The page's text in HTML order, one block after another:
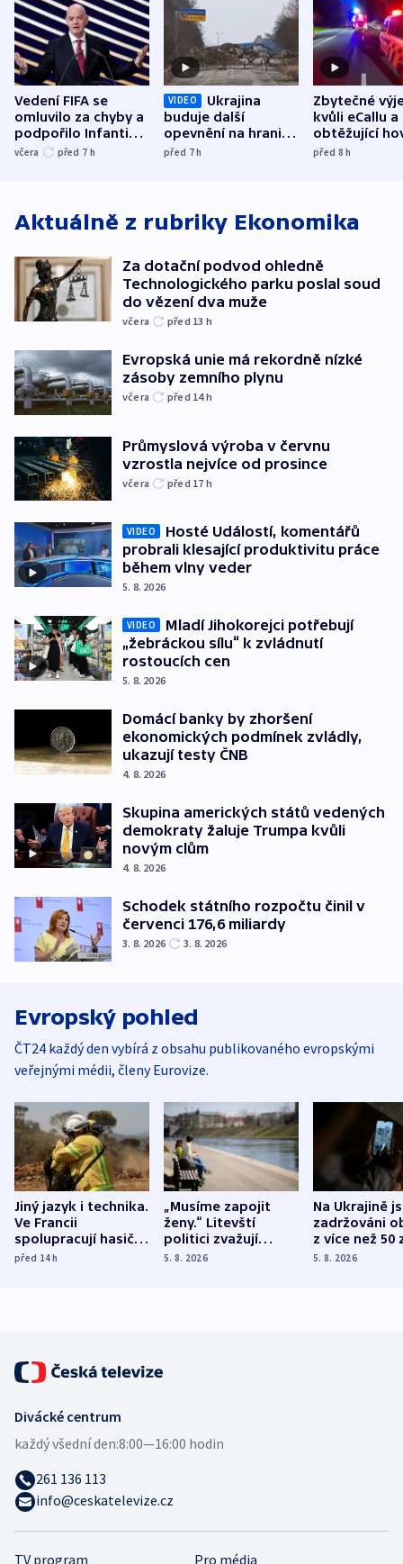
Vedení FIFA se
omluvilo za chyby a
podpořilo Infantina.
UEFA trvá na
včera před 7 h
VIDEO
Ukrajina
buduje další
opevnění na hranici
s Běloruskem
před 7h
Zbytečné
kvůli eCallu a
obtěžující
zdržují
před 8h
Aktuálně z rubriky Ekonomika
Za dotační podvod ohledně
Technologického parku poslal soud
do vězení dva muže
včera před 13 h
Evropská unie má rekordně nízké
zásoby zemního plynu
včera před 14h
Průmyslová výroba v červnu
vzrostla nejvíce od prosince
včera před 17 h
VIDEO
Hosté Událostí, komentářů
probrali klesající produktivitu práce
během vlny veder
5. 8. 2026
VIDEO
Mladí Jihokorejci potřebují
„žebráckou sílu“ k zvládnutí
rostoucích cen
5. 8. 2026
Domácí banky by zhoršení
ekonomických podmínek zvládly,
ukazují testy ČNB
4. 8. 2026
Skupina amerických států vedených
demokraty žaluje Trumpa kvůli
novým clům
4. 8. 2026
Schodek státního rozpočtu činil v
červenci 176,6 miliardy
3. 8. 2026 3. 8. 2026
Evropský pohled
ČT24 každý den vybírá z obsahu publikovaného evropskými
veřejnými médii, členy Eurovize.
Jiný jazyk i technika.
Ve Francii
spolupracují hasiči z
různých zemí
před 14h
„Musíme zapojit
ženy.“ Litevští
politici zvažují
dohodu o
5. 8. 2026
Na Ukrajině
zadržováni
z více než 50
Bojovali na
5. 8. 2026
TV program Pro média
Divácké centrum
každý všední den:8:00—16:00 hodin
261 136 113
info@ceskatelevize.cz